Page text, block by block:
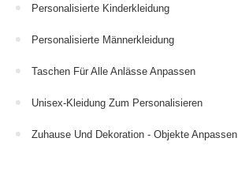
Personalisierte Kinderkleidung
Personalisierte Männerkleidung
Taschen Für Alle Anlässe Anpassen
Unisex-Kleidung Zum Personalisieren
Zuhause Und Dekoration - Objekte Anpassen